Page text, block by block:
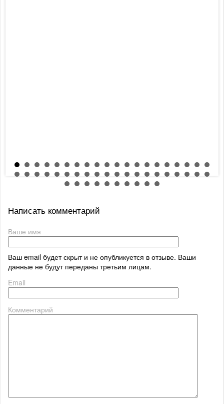
Написать комментарий
Ваше имя
Ваш email будет скрыт и не опубликуется в отзыве. Ваши
данные не будут переданы третьим лицам.
Email
Комментарий